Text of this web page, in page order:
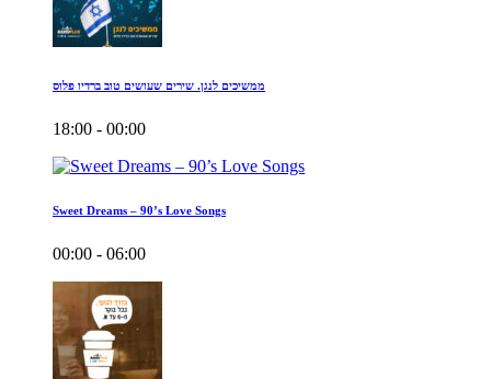
ממשיכים לנגן. שירים שעושים טוב ברדיו פלוס
18:00 - 00:00
Sweet Dreams – 90’s Love Songs
00:00 - 06:00